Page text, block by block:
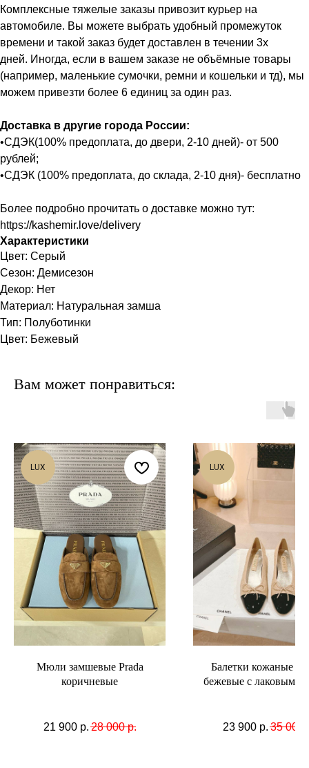
Комплексные тяжелые заказы привозит курьер на
автомобиле. Вы можете выбрать удобный промежуток
времени и такой заказ будет доставлен в течении 3х
дней. Иногда, если в вашем заказе не объёмные товары
(например, маленькие сумочки, ремни и кошельки и тд), мы
можем привезти более 6 единиц за один раз.
Доставка в другие города России:
•СДЭК(100% предоплата, до двери, 2-10 дней)- от 500
рублей;
•СДЭК (100% предоплата, до склада, 2-10 дня)- бесплатно
Более подробно прочитать о доставке можно тут:
https://kashemir.love/delivery
Характеристики
Цвет: Серый
Сезон: Демисезон
Декор: Нет
Материал: Натуральная замша
Тип: Полуботинки
Цвет: Бежевый
Вам может понравиться:
LUX
Мюли замшевые Prada
коричневые
21 900 р. 28 000 р.
LUX
Балетки кожаные
бежевые с лаковым
23 900 р. 35 000